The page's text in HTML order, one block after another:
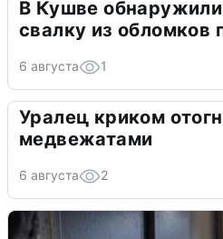
В Кушве обнаружили
свалку из обломков
6 августа 1
Уралец криком
медвежатами
6 августа 2